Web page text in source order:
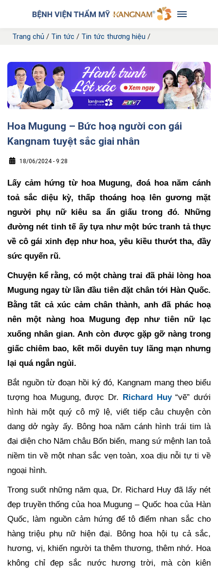
Trang chủ / Tin tức / Tin tức thương hiệu /
Hoa Mugung – Bức hoạ người con gái
Kangnam tuyệt sắc giai nhân
18/06/2024 - 9:28
Lấy cảm hứng từ hoa Mugung, đoá hoa năm cánh
toả sắc diệu kỳ, thấp thoáng hoạ lên gương mặt
người phụ nữ kiêu sa ẩn giấu trong đó. Những
đường nét tinh tế ấy tựa như một bức tranh tả thực
về cô gái xinh đẹp như hoa, yêu kiều thướt tha, đầy
sức quyến rũ.
Chuyện kể rằng, có một chàng trai đã phải lòng hoa
Mugung ngay từ lần đầu tiên đặt chân tới Hàn Quốc.
Bằng tất cả xúc cảm chân thành, anh đã phác hoạ
nên một nàng hoa Mugung đẹp như tiên nữ lạc
xuống nhân gian. Anh còn được gặp gỡ nàng trong
giấc chiêm bao, kết mối duyên tuy lãng mạn nhưng
lại quá ngắn ngủi.
Bắt nguồn từ đoạn hồi ký đó, Kangnam mang theo biểu
tượng hoa Mugung, được Dr. Richard Huy“vẽ” dưới
hình hài một quý cô mỹ lệ, viết tiếp câu chuyện còn
dang dở ngày ấy. Bông hoa năm cánh hình trái tim là
đại diện cho Năm châu Bốn biển, mang sứ mệnh lan toả
niềm tin về một nhan sắc vẹn toàn, xoa dịu nỗi tự ti về
ngoại hình.
Trong suốt những năm qua, Dr. Richard Huy đã lấy nét
đẹp truyền thống của hoa Mugung – Quốc hoa của Hàn
Quốc, làm nguồn cảm hứng để tô điểm nhan sắc cho
hàng triệu phụ nữ hiện đại. Bông hoa hội tụ cả sắc,
hương, vị, khiến người ta thêm thương, thêm nhớ. Hoa
không chỉ đẹp sắc nước hương trời, mà còn kiên